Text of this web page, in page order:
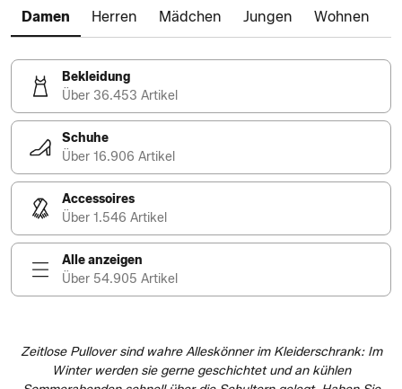
Damen Herren Mädchen Jungen Wohnen
Bekleidung
Über 36.453 Artikel
Schuhe
Über 16.906 Artikel
Accessoires
Über 1.546 Artikel
Alle anzeigen
Über 54.905 Artikel
Zeitlose Pullover sind wahre Alleskönner im Kleiderschrank: Im
Winter werden sie gerne geschichtet und an kühlen